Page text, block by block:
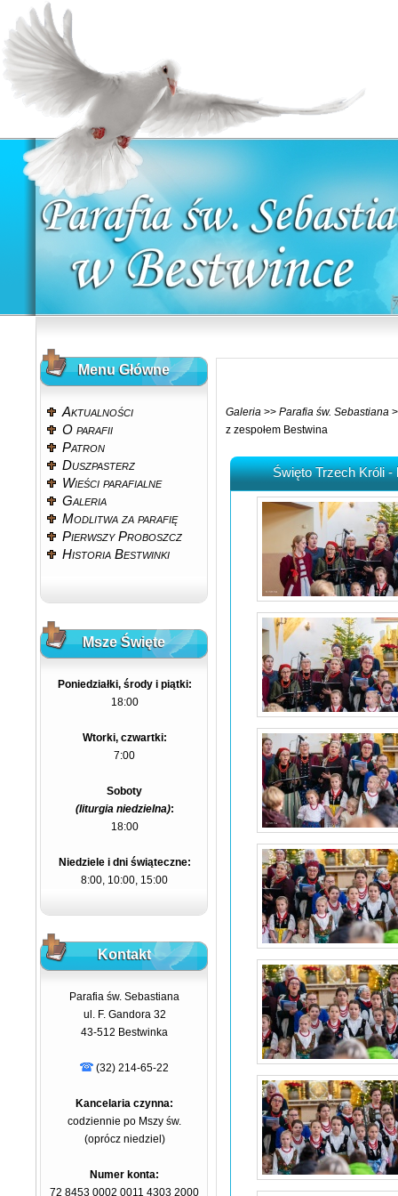
Menu Główne
Aktualności
O parafii
Patron
Duszpasterz
Wieści parafialne
Galeria
Modlitwa za parafię
Pierwszy Proboszcz
Historia Bestwinki
Msze Święte
Poniedziałki, środy i piątki:
18:00
Wtorki, czwartki:
7:00
Soboty
(liturgia niedzielna):
18:00
Niedziele i dni świąteczne:
8:00, 10:00, 15:00
Kontakt
Parafia św. Sebastiana
ul. F. Gandora 32
43-512 Bestwinka
(32) 214-65-22
Kancelaria czynna:
codziennie po Mszy św.
(oprócz niedziel)
Numer konta:
72 8453 0002 0011 4303 2000
Galeria >> Parafia św. Sebastiana
z zespołem Bestwina
Święto Trzech Króli -